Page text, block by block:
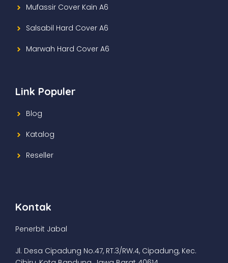
Mufassir Cover Kain A6
Salsabil Hard Cover A6
Marwah Hard Cover A6
Link Populer
Blog
Katalog
Reseller
Kontak
Penerbit Jabal
Jl. Desa Cipadung No.47, RT.3/RW.4, Cipadung, Kec.